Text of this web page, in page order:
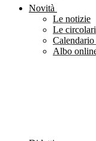
Novità
Le notizie
Le circolari
Calendario
Albo